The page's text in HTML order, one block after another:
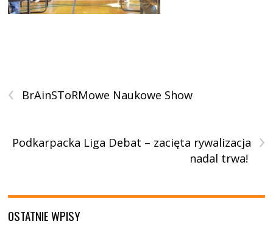
‹ BrAinSToRMowe Naukowe Show
›
Podkarpacka Liga Debat – zacięta rywalizacja
nadal trwa!
OSTATNIE WPISY